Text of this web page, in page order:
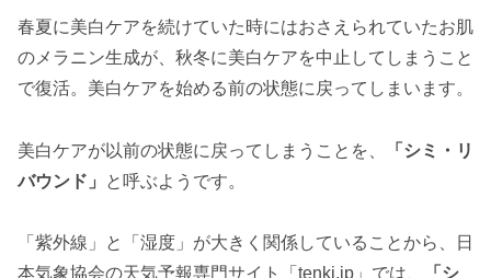
春夏に美白ケアを続けていた時にはおさえられていたお肌
のメラニン生成が、秋冬に美白ケアを中止してしまうこと
で復活。美白ケアを始める前の状態に戻ってしまいます。
美白ケアが以前の状態に戻ってしまうことを、
「シミ・リ
バウンド」
と呼ぶようです。
「紫外線」と「湿度」が大きく関係していることから、日
本気象協会の天気予報専門サイト「tenki.jp」では、
「シ